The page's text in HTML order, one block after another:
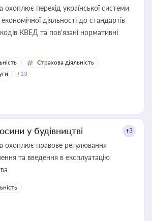
охоплює перехід української системи
економічної діяльності до стандартів
КВЕД та пов'язані нормативні
Страхова діяльність
+13
у будівництві +3
охоплює правове регулювання
та введення в експлуатацію